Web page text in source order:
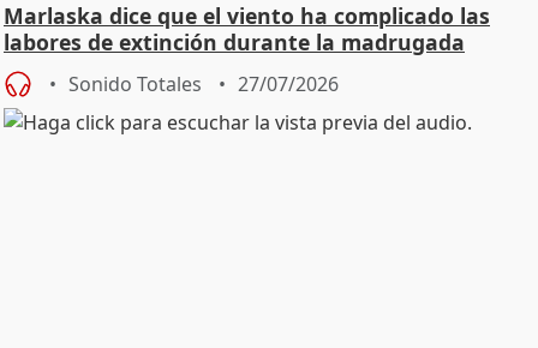
Marlaska dice que el viento ha complicado las
labores de extinción durante la madrugada
Sonido Totales 27/07/2026